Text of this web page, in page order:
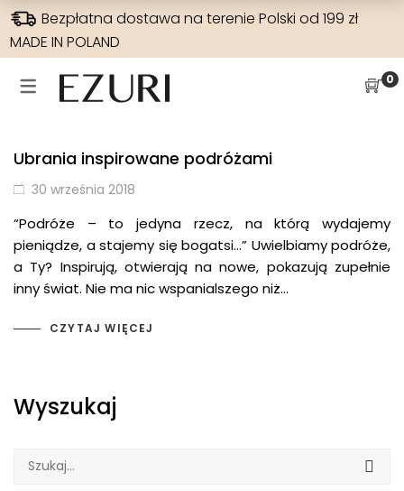
SUKIENKI NA WESELE
SUKIENKI W KWIATY
HISZPANKA
ELEGANCKIE
DLA MAMY
SUKIENKI
SUKIENKI BOHO
SUKIENKI MAXI
SUKIENKI NA CO DZIEŃ
SUKIENKI DZIANINOWE
SUKIENKI NA IMPREZY
SUKIENKI ELEGANCKIE
SPODNIE
SZEROKA NOGAWKA
WYSOKI STAN
WĄSKA NOGAWKA
WYPRZEDAŻE
RAMONESKI
MARYNARKI
PŁASZCZE
SPODNIE
Bezpłatna dostawa na terenie Polski od 199 zł
MADE IN POLAND
0
Ubrania inspirowane podróżami
30 września 2018
“Podróże – to jedyna rzecz, na którą wydajemy
pieniądze, a stajemy się bogatsi…” Uwielbiamy podróże,
a Ty? Inspirują, otwierają na nowe, pokazują zupełnie
inny świat. Nie ma nic wspanialszego niż…
CZYTAJ WIĘCEJ
Wyszukaj
Szukaj: